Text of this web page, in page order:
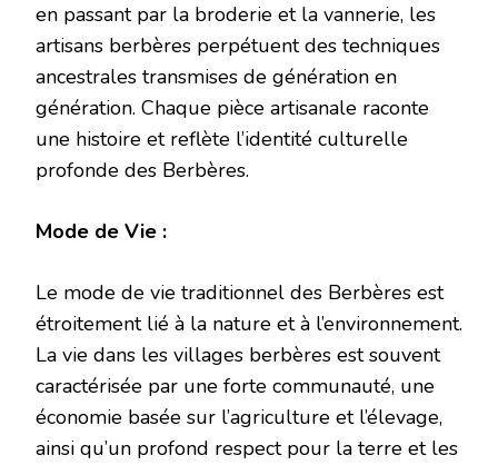
en passant par la broderie et la vannerie, les
artisans berbères perpétuent des techniques
ancestrales transmises de génération en
génération. Chaque pièce artisanale raconte
une histoire et reflète l’identité culturelle
profonde des Berbères.
Mode de Vie :
Le mode de vie traditionnel des Berbères est
étroitement lié à la nature et à l’environnement.
La vie dans les villages berbères est souvent
caractérisée par une forte communauté, une
économie basée sur l’agriculture et l’élevage,
ainsi qu’un profond respect pour la terre et les